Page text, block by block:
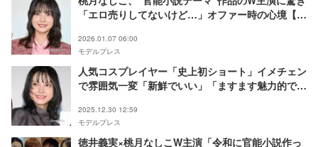
「エロ売りしてないけど…」オファー時の心境【令
2026.01.07 06:00
モデルプレス
人気コスプレイヤー「史上初ショート」イメチェン
で雰囲気一変「新鮮でいい」「ますます魅力的で可
2025.12.30 12:59
モデルプレス
徳井義実×桃月なしこW主演「令和に官能小説作っ